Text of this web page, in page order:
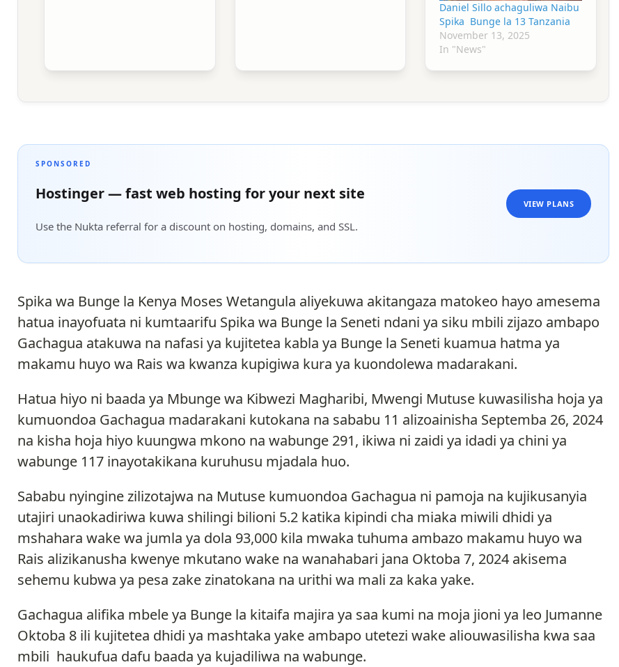
Daniel Sillo achaguliwa Naibu
Spika Bunge la 13 Tanzania
November 13, 2025
In "News"
SPONSORED
Hostinger — fast web hosting for your next site
Use the Nukta referral for a discount on hosting, domains, and SSL.
VIEW PLANS
Spika wa Bunge la Kenya Moses Wetangula aliyekuwa akitangaza matokeo hayo amesema
hatua inayofuata ni kumtaarifu Spika wa Bunge la Seneti ndani ya siku mbili zijazo ambapo
Gachagua atakuwa na nafasi ya kujitetea kabla ya Bunge la Seneti kuamua hatma ya
makamu huyo wa Rais wa kwanza kupigiwa kura ya kuondolewa madarakani.
Hatua hiyo ni baada ya Mbunge wa Kibwezi Magharibi, Mwengi Mutuse kuwasilisha hoja ya
kumuondoa Gachagua madarakani kutokana na sababu 11 alizoainisha Septemba 26, 2024
na kisha hoja hiyo kuungwa mkono na wabunge 291, ikiwa ni zaidi ya idadi ya chini ya
wabunge 117 inayotakikana kuruhusu mjadala huo.
Sababu nyingine zilizotajwa na Mutuse kumuondoa Gachagua ni pamoja na kujikusanyia
utajiri unaokadiriwa kuwa shilingi bilioni 5.2 katika kipindi cha miaka miwili dhidi ya
mshahara wake wa jumla ya dola 93,000 kila mwaka tuhuma ambazo makamu huyo wa
Rais alizikanusha kwenye mkutano wake na wanahabari jana Oktoba 7, 2024 akisema
sehemu kubwa ya pesa zake zinatokana na urithi wa mali za kaka yake.
Gachagua alifika mbele ya Bunge la kitaifa majira ya saa kumi na moja jioni ya leo Jumanne
Oktoba 8 ili kujitetea dhidi ya mashtaka yake ambapo utetezi wake aliouwasilisha kwa saa
mbili haukufua dafu baada ya kujadiliwa na wabunge.